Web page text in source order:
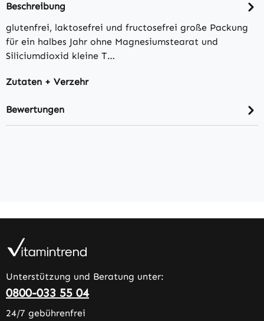
Beschreibung
glutenfrei, laktosefrei und fructosefrei große Packung
für ein halbes Jahr ohne Magnesiumstearat und
Siliciumdioxid kleine T…
Zutaten + Verzehr
Bewertungen
Unterstützung und Beratung unter:
0800-033 55 04
24/7 gebührenfrei